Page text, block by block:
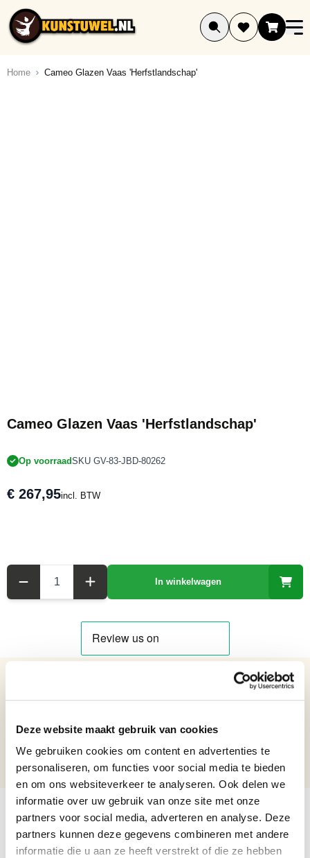
Deze website maakt gebruik van cookies
We gebruiken cookies om content en advertenties te
personaliseren, om functies voor social media te bieden
en om ons websiteverkeer te analyseren. Ook delen we
informatie over uw gebruik van onze site met onze
partners voor social media, adverteren en analyse. Deze
partners kunnen deze gegevens combineren met andere
informatie die u aan ze heeft verstrekt of die ze hebben
Ga naar de inhoud
Home Cameo Glazen Vaas 'Herfstlandschap'
Cameo Glazen Vaas 'Herfstlandschap'
Op voorraadSKU GV-83-JBD-80262
€ 267,95incl. BTW
In winkelwagen
Netto gewicht: 3.68 kg
Hoogte: 29 cm
Diameter: 26 cm